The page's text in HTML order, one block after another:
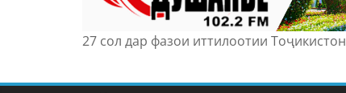
27 сол дар фазои иттилоотии Тоҷикистон